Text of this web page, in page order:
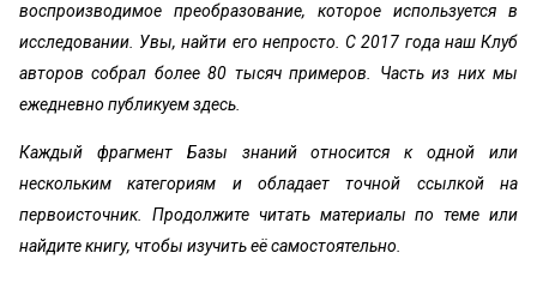
воспроизводимое преобразование, которое используется в
исследовании. Увы, найти его непросто. С 2017 года наш Клуб
авторов собрал более 80 тысяч примеров. Часть из них мы
ежедневно публикуем здесь.
Каждый фрагмент Базы знаний относится к одной или
нескольким категориям и обладает точной ссылкой на
первоисточник. Продолжите читать материалы по теме или
найдите книгу, чтобы изучить её самостоятельно.